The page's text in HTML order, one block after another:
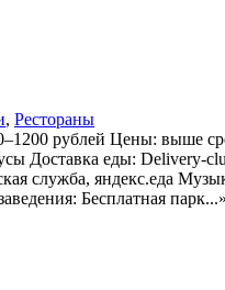
, Рестораны
рублей Цены: выше
Доставка еды: Delivery-
служба, яндекс.еда
Бесплатная парк...»